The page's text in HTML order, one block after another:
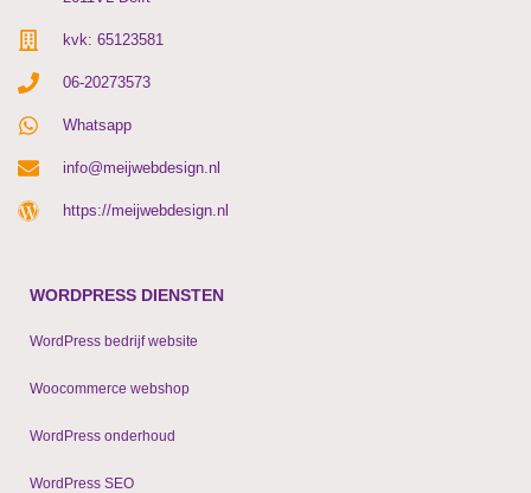
kvk: 65123581
06-20273573
Whatsapp
info@meijwebdesign.nl
https://meijwebdesign.nl
WORDPRESS DIENSTEN
WordPress bedrijf website
Woocommerce webshop
WordPress onderhoud
WordPress SEO